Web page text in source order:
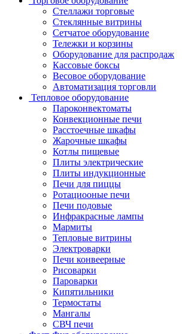
Стеллажи торговые
Стеклянные витрины
Сетчатое оборудование
Тележки и корзины
Оборудование для распродаж
Кассовые боксы
Весовое оборудование
Автоматизация торговли
Тепловое оборудование
Пароконвектоматы
Конвекционные печи
Расстоечные шкафы
Жарочные шкафы
Котлы пищевые
Плиты электрические
Плиты индукционные
Печи для пиццы
Ротациооные печи
Печи подовые
Инфракрасные лампы
Мармиты
Тепловые витрины
Электроварки
Печи конвеерные
Рисоварки
Пароварки
Кипятильники
Термостаты
Мангалы
СВЧ печи